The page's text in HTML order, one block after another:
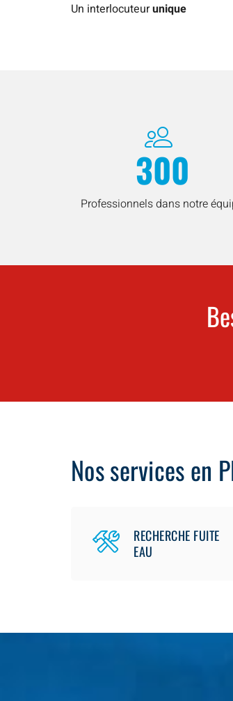
Un interlocuteurunique
300
Professionnels dans notre
Nos services en
RECHERCHE FUITE
EAU